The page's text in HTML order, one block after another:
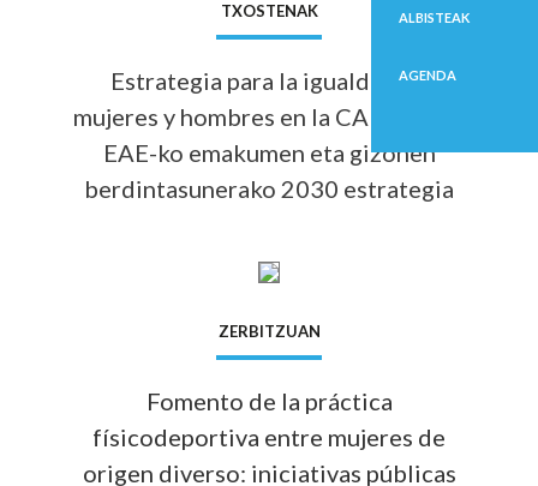
ALBISTEAK
AGENDA
TXOSTENAK
Estrategia para la igualdad de
mujeres y hombres en la CAE 2030 =
EAE-ko emakumen eta gizonen
berdintasunerako 2030 estrategia
ZERBITZUAN
Fomento de la práctica
físicodeportiva entre mujeres de
origen diverso: iniciativas públicas